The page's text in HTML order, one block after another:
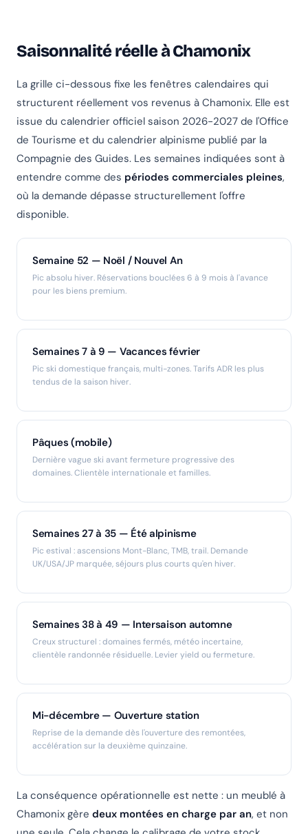
Saisonnalité réelle à Chamonix
La grille ci-dessous fixe les fenêtres calendaires qui
structurent réellement vos revenus à Chamonix. Elle est
issue du calendrier officiel saison 2026-2027 de l'Office
de Tourisme et du calendrier alpinisme publié par la
Compagnie des Guides. Les semaines indiquées sont à
entendre comme des périodes commerciales pleines,
où la demande dépasse structurellement l'offre
disponible.
Semaine 52 — Noël / Nouvel An
Pic absolu hiver. Réservations bouclées 6 à 9 mois à l'avance
pour les biens premium.
Semaines 7 à 9 — Vacances février
Pic ski domestique français, multi-zones. Tarifs ADR les plus
tendus de la saison hiver.
Pâques (mobile)
Dernière vague ski avant fermeture progressive des
domaines. Clientèle internationale et familles.
Semaines 27 à 35 — Été alpinisme
Pic estival : ascensions Mont-Blanc, TMB, trail. Demande
UK/USA/JP marquée, séjours plus courts qu'en hiver.
Semaines 38 à 49 — Intersaison automne
Creux structurel : domaines fermés, météo incertaine,
clientèle randonnée résiduelle. Levier yield ou fermeture.
Mi-décembre — Ouverture station
Reprise de la demande dès l'ouverture des remontées,
accélération sur la deuxième quinzaine.
La conséquence opérationnelle est nette : un meublé à
Chamonix gère deux montées en charge par an, et non